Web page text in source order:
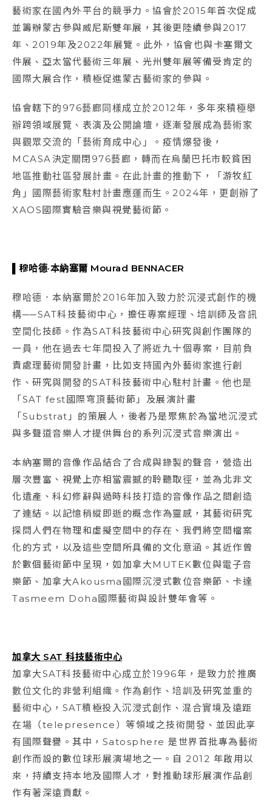
藝術家在國內外平台的競爭力。協會於2015年首次促成
並籌辦蒙古參與威尼斯雙年展，其後更陸續參與2017
年、2019年及2022年展覽。此外，協會也與卡塞爾文
件展、亞太當代藝術三年展、光州雙年展等備受肯定的
國際大展合作，積極促進蒙古藝術家的參與。
協會轄下的976藝廊同樣成立於2012年，多年來積極舉
辦跨領域展覽、表演及公開論壇，逐漸發展成為藝術家
與觀眾交流的「藝術育成中心」。疫情爆發後，
MCASA決定關閉976藝廊，轉而在烏蘭巴托市較貧困
地區推動社區發展計畫。在此計畫的推動下，「游牧紅
角」國際藝術家駐村計畫應運而生。2024年，更創辦了
XAOS國際實驗音樂與視覺藝術節。
▌穆哈德·本納塞爾 Mourad BENNACER
穆哈德．本納塞爾於2016年加入致力於沉浸式創作的機
構──SAT科技藝術中心，擔任專案經理、培訓師及音訊
空間化技師。作為SAT科技藝術中心研究與創作團隊的
一員，他在過去七年間投入了將近九十個專案，目前負
責處理藝術開發計畫，比如支持國內外藝術家進行創
作、研究與開發的SAT科技藝術中心駐村計畫。他也是
「SAT fest國際穹頂藝術節」及展演計畫
「Substrat」的策展人，後者乃是聚焦於為當地沉浸式
與多聲道音樂人才提供舞台的系列沉浸式音樂演出。
本納塞爾的音像作品結合了合成與錄製的聲音，營造出
層次豐富、視覺上亦相當震撼的聆聽取徑，並為北非文
化遺產、科幻修辭與過時科技打造的音像作品之間創造
了連結。以記憶稍縱即逝的概念作為靈感，其藝術研究
探問人們在物理和虛擬空間中的存在、我們將空間檔案
化的方式，以及這些空間所具備的文化意涵。其近作曾
於數個藝術節中呈現，如加拿大MUTEK數位與電子音
樂節、加拿大Akousma國際沉浸式數位音樂節、卡達
Tasmeem Doha國際藝術與設計雙年會等。
加拿大 SAT 科技藝術中心
加拿大SAT科技藝術中心成立於1996年，是致力於推廣
數位文化的非營利組織。作為創作、培訓及研究並重的
藝術中心，SAT積極投入沉浸式創作、混合實境及遠距
在場（telepresence）等領域之技術開發、並因此享
有國際聲譽。其中，Satosphere 是世界首批專為藝術
創作而設的數位球形展演場地之一。自 2012 年啟用以
來，持續支持本地及國際人才，對推動球形展演作品創
作有著深遠貢獻。